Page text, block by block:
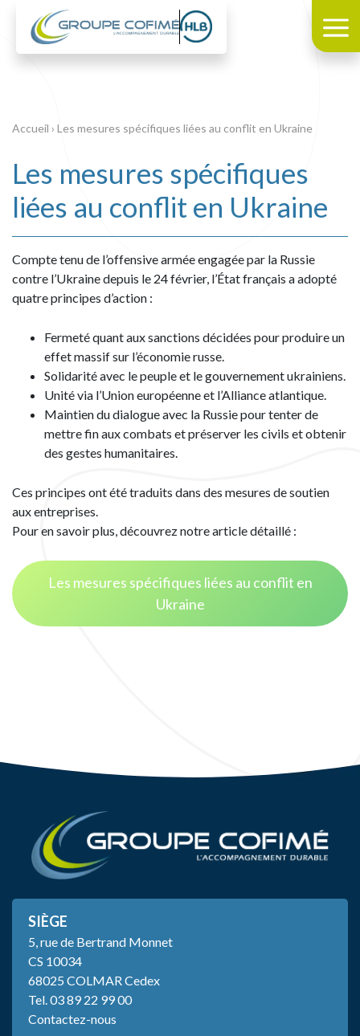
Accueil › Les mesures spécifiques liées au conflit en Ukraine
Les mesures spécifiques
liées au conflit en Ukraine
Compte tenu de l’offensive armée engagée par la Russie
contre l’Ukraine depuis le 24 février, l’État français a adopté
quatre principes d’action :
Fermeté quant aux sanctions décidées pour produire un
effet massif sur l’économie russe.
Solidarité avec le peuple et le gouvernement ukrainiens.
Unité via l’Union européenne et l’Alliance atlantique.
Maintien du dialogue avec la Russie pour tenter de
mettre fin aux combats et préserver les civils et obtenir
des gestes humanitaires.
Ces principes ont été traduits dans des mesures de soutien
aux entreprises.
Pour en savoir plus, découvrez notre article détaillé :
Les mesures spécifiques liées au conflit en
Ukraine
SIÈGE
5, rue de Bertrand Monnet
CS 10034
68025 COLMAR Cedex
Tel.03 89 22 99 00
Contactez-nous